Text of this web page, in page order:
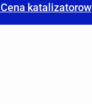
Cena katalizatorow